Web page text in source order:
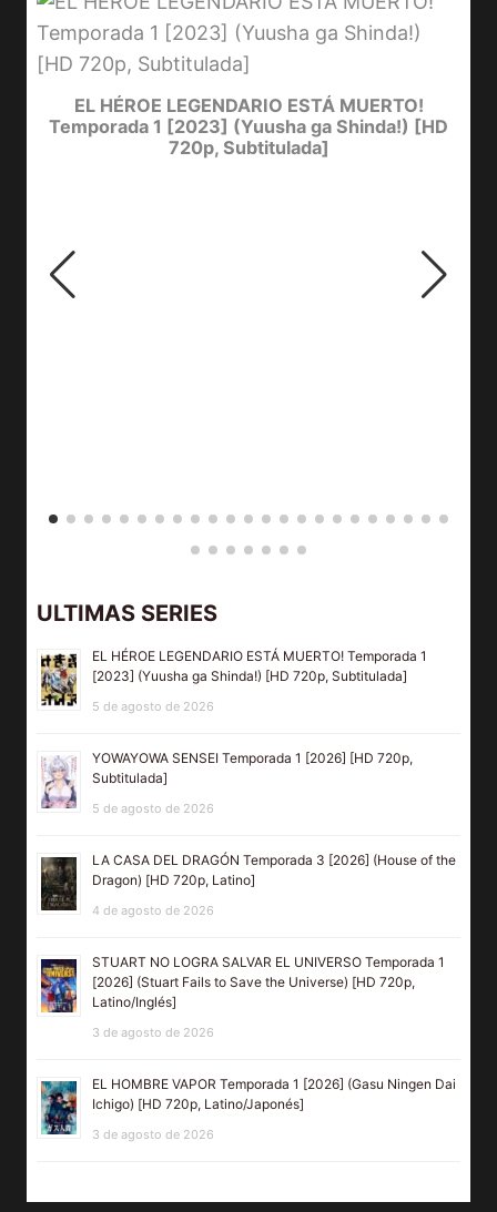
EL HÉROE LEGENDARIO ESTÁ MUERTO!
Temporada 1 [2023] (Yuusha ga Shinda!) [HD
720p, Subtitulada]
ULTIMAS SERIES
EL HÉROE LEGENDARIO ESTÁ MUERTO! Temporada 1
[2023] (Yuusha ga Shinda!) [HD 720p, Subtitulada]
5 de agosto de 2026
YOWAYOWA SENSEI Temporada 1 [2026] [HD 720p,
Subtitulada]
5 de agosto de 2026
LA CASA DEL DRAGÓN Temporada 3 [2026] (House of the
Dragon) [HD 720p, Latino]
4 de agosto de 2026
STUART NO LOGRA SALVAR EL UNIVERSO Temporada 1
[2026] (Stuart Fails to Save the Universe) [HD 720p,
Latino/Inglés]
3 de agosto de 2026
EL HOMBRE VAPOR Temporada 1 [2026] (Gasu Ningen Dai
Ichigo) [HD 720p, Latino/Japonés]
3 de agosto de 2026